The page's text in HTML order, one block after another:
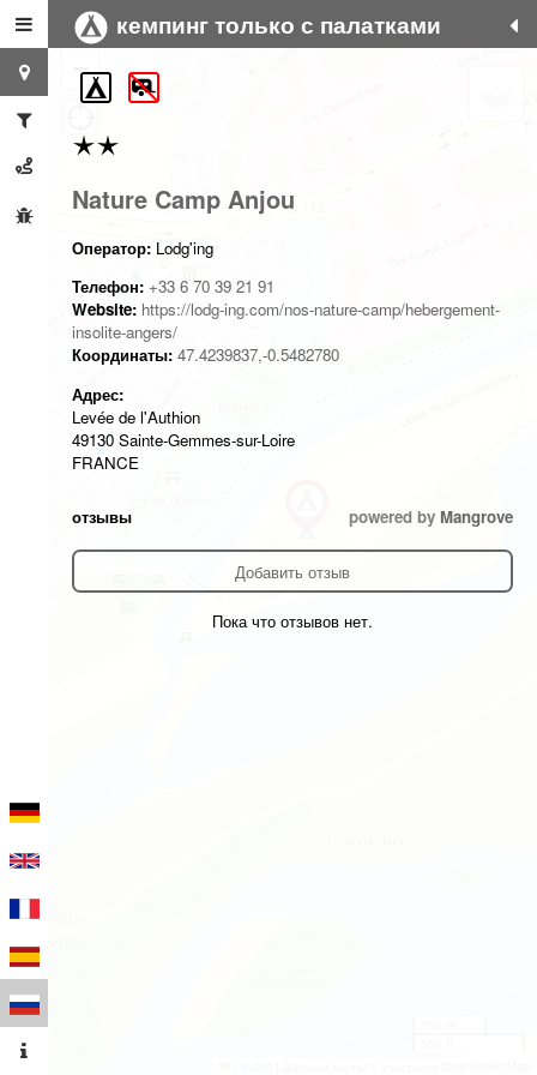
кемпинг только с палатками
Nature Camp Anjou
Оператор: Lodg'ing
Телефон: +33 6 70 39 21 91
Website: https://lodg-ing.com/nos-nature-camp/hebergement-
insolite-angers/
Координаты: 47.4239837,-0.5482780
Адрес:
Levée de l'Authion
49130 Sainte-Gemmes-sur-Loire
FRANCE
отзывы powered by Mangrove
Добавить отзыв
Пока что отзывов нет.
+
−